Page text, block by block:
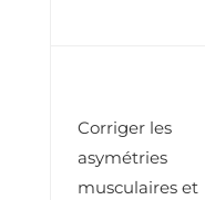
Corriger les
asymétries
musculaires et